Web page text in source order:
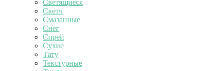
Светящиеся
Скетч
Смазанные
Снег
Спрей
Сухие
Тату
Текстурные